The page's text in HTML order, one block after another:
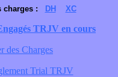
: DH XC
TRJV en cours
des Charges
Trial TRJV